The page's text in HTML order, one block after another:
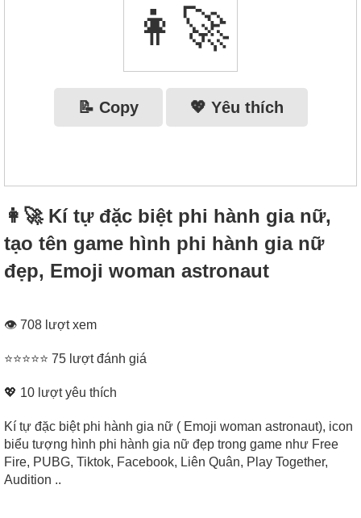
👩‍🚀
📝 Copy 💖 Yêu thích
👩‍🚀 Kí tự đặc biệt phi hành gia nữ,
tạo tên game hình phi hành gia nữ
đẹp, Emoji woman astronaut
👁 708 lượt xem
⭐⭐⭐⭐⭐ 75 lượt đánh giá
💖 10 lượt yêu thích
Kí tự đặc biệt phi hành gia nữ ( Emoji woman astronaut), icon
biểu tượng hình phi hành gia nữ đẹp trong game như Free
Fire, PUBG, Tiktok, Facebook, Liên Quân, Play Together,
Audition ..